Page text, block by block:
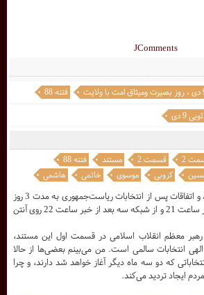
مستند "دهم" درباره فتنه ۸۸ و اتفاقات پس از انتخابات ریاست‌جمهوری به مدت 3 روز
از شبکه یک سیما بعد از خبر ساعت 21 و از شبکه سه بعد از خبر ساعت 22 روی آنتن
معظم انقلاب اسلامی در قسمت اول این مستند،
انتخابات سالمی است. من می‌بینم بعضی‌ها از حالا
که دو سه ماه دیگر آغاز خواهد شد دارند، و چرا
ایجاد تردید می‌کند.
2 قسمت 2 مستند
فتنه 88
کروبی موسوی خاتمی هاشمی
فتنه 88
9 دی
JComments